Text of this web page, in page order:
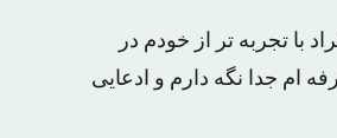
با تجربه تر از خودم در
ام جدا نگه دارم و ادعایی